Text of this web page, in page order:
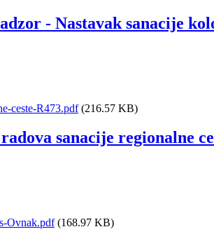
- Nastavak sanacije
ceste-R473.pdf(216.57 KB)
sanacije regionalne
Ovnak.pdf(168.97 KB)